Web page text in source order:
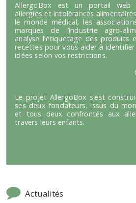
AllergoBox est un portail web
allergies et intolérances
le monde médical, les
marques de l’industrie agro-
analyse l’étiquetage des produits
recettes pour vous aider à
idées selon vos restrictions.
Le projet AllergoBox s’est
ses deux fondateurs, issus du
et tous deux confrontés aux
travers leurs enfants.
Actualités